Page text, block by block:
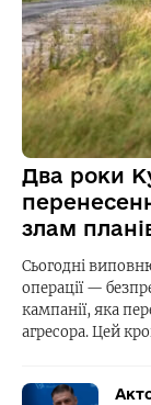
Два роки
злам
Сьогодні
операції —
кампанії, яка
агресора. Цей